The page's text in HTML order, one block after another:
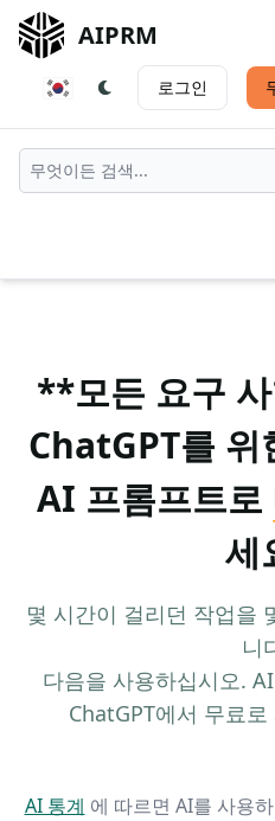
AIPRM
로그인
**모든 요구
ChatGPT를 위
AI 프롬프트로
세
몇 시간이 걸리던 작업을
니
다음을 사용하십시오.
ChatGPT에서 무료
AI 통계 에 따르면 AI를 사용